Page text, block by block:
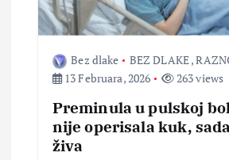
a
Bez dlake BEZ DLAKE,
13 Februara, 2026
263 views
Preminula u pulskoj
nije operisala kuk,
živa